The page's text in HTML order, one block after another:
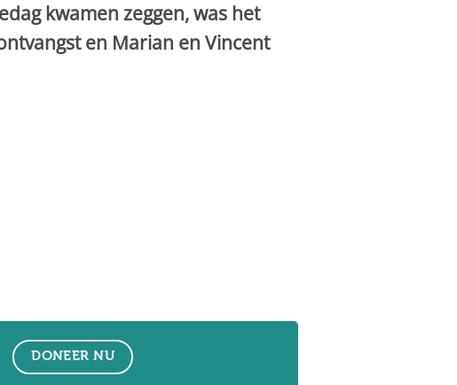
kwamen zeggen, was het
en Marian en Vincent
DONEER NU